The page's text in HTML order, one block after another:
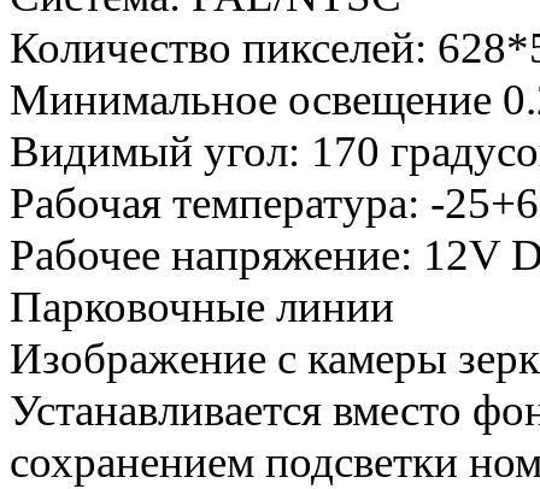
Количество пикселей:
Минимальное освещение
Видимый угол: 170
Рабочая температура: -
Рабочее напряжение: 12V
Парковочные линии
Изображение с камеры
Устанавливается вместо
сохранением подсветки